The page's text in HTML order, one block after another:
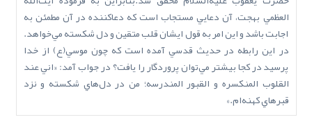
العظمي بهجت، آن دعايي مستجاب است که دعاکننده در آن مطمئن به
اجابت باشد و اين امر به قول ايشان قلب متقين و دل شکسته مي‌خواهد.
در اين رابطه در حديث قدسي آمده است که چون موسي(ع) از خدا
پرسيد در کجا بيشتر مي‌توان پروردگار را يافت؟ در جواب آمد: «اني عند
القلوب المنکسره و القبور المندرسه؛ من در دل‌هاي شکسته و نزد
قبرهاي کهنه‌ام.»